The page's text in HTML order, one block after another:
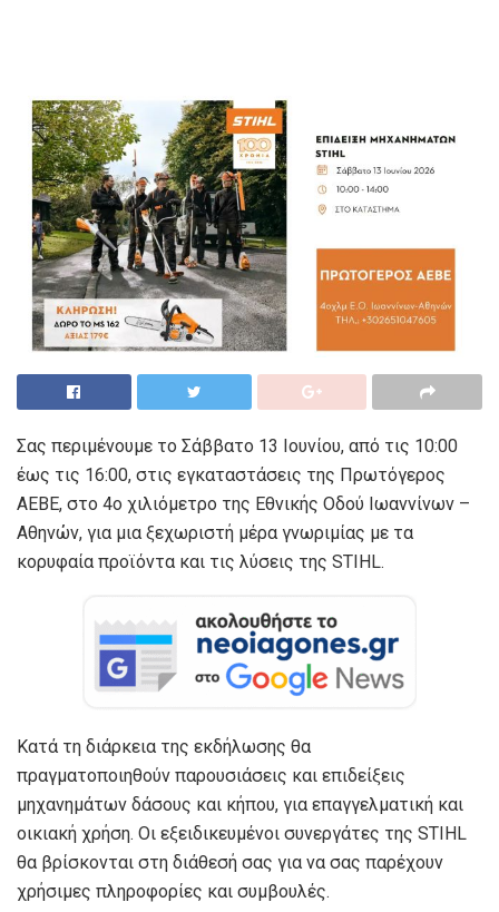
Σας περιμένουμε το Σάββατο 13 Ιουνίου, από τις 10:00
έως τις 16:00, στις εγκαταστάσεις της Πρωτόγερος
ΑΕΒΕ, στο 4ο χιλιόμετρο της Εθνικής Οδού Ιωαννίνων –
Αθηνών, για μια ξεχωριστή μέρα γνωριμίας με τα
κορυφαία προϊόντα και τις λύσεις της STIHL.
Κατά τη διάρκεια της εκδήλωσης θα
πραγματοποιηθούν παρουσιάσεις και επιδείξεις
μηχανημάτων δάσους και κήπου, για επαγγελματική και
οικιακή χρήση. Οι εξειδικευμένοι συνεργάτες της STIHL
θα βρίσκονται στη διάθεσή σας για να σας παρέχουν
χρήσιμες πληροφορίες και συμβουλές.